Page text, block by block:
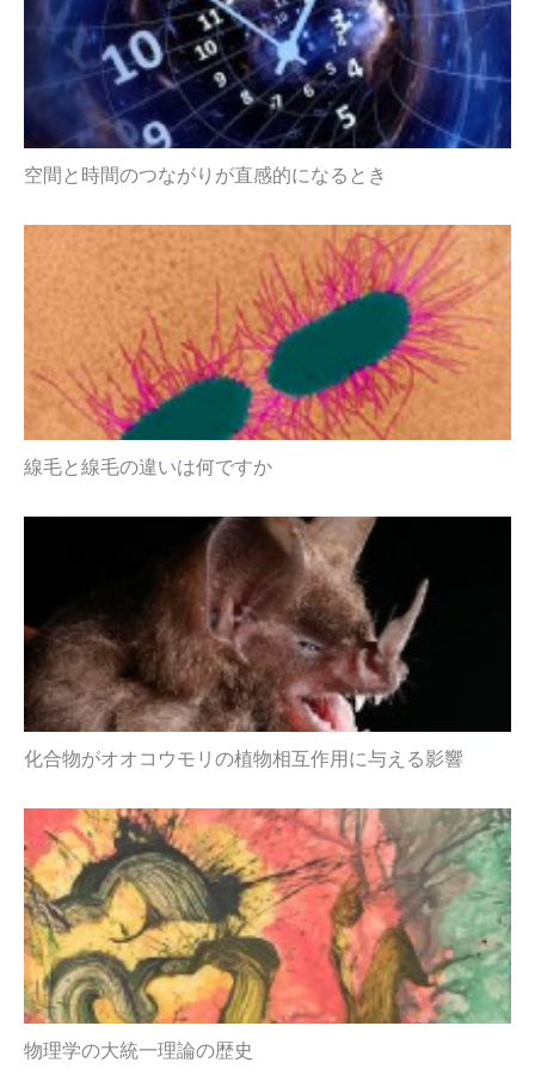
空間と時間のつながりが直感的になるとき
線毛と線毛の違いは何ですか
化合物がオオコウモリの植物相互作用に与える影響
物理学の大統一理論の歴史